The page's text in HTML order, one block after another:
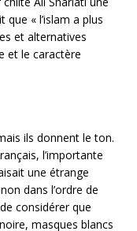
« l’islam a plus
et alternatives
et le caractère
ils donnent le ton.
l’importante
une étrange
dans l’ordre de
considérer que
masques blancs